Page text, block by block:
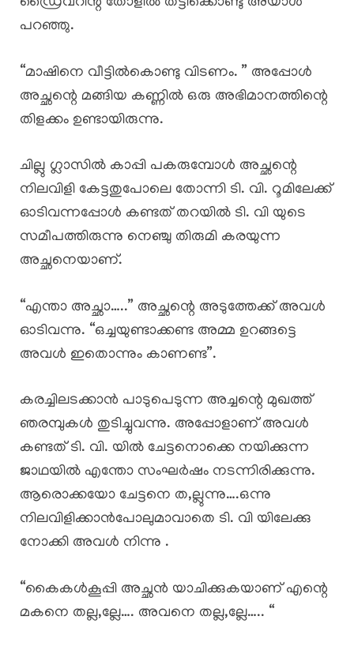
പറഞ്ഞു.
“മാഷിനെ വീട്ടിൽകൊണ്ടു വിടണം. ” അപ്പോൾ
അച്ഛന്റെ മങ്ങിയ കണ്ണിൽ ഒരു അഭിമാനത്തിന്റെ
തിളക്കം ഉണ്ടായിരുന്നു.
ചില്ലു ഗ്ലാസിൽ കാപ്പി പകരുമ്പോൾ അച്ഛന്റെ
നിലവിളി കേട്ടതുപോലെ തോന്നി ടി. വി. റൂമിലേക്ക്
ഓടിവന്നപ്പോൾ കണ്ടത് തറയിൽ ടി. വി യുടെ
സമീപത്തിരുന്നു നെഞ്ചു തിരുമി കരയുന്ന
അച്ഛനെയാണ്.
“എന്താ അച്ഛാ…..” അച്ഛന്റെ അടുത്തേക്ക് അവൾ
ഓടിവന്നു. “ഒച്ചയുണ്ടാക്കണ്ട അമ്മ ഉറങ്ങട്ടെ
അവൾ ഇതൊന്നും കാണണ്ട”.
കരച്ചിലടക്കാൻ പാടുപെടുന്ന അച്ചന്റെ മുഖത്ത്
ഞരമ്പുകൾ തുടിച്ചുവന്നു. അപ്പോളാണ് അവൾ
കണ്ടത് ടി. വി. യിൽ ചേട്ടനൊക്കെ നയിക്കുന്ന
ജാഥയിൽ എന്തോ സംഘർഷം നടന്നിരിക്കുന്നു.
ആരൊക്കയോ ചേട്ടനെ ത,ല്ലുന്നു….ഒന്നു
നിലവിളിക്കാൻപോലുമാവാതെ ടി. വി യിലേക്കു
നോക്കി അവൾ നിന്നു .
“കൈകൾകൂപ്പി അച്ഛൻ യാചിക്കുകയാണ് എന്റെ
മകനെ തല്ല,ല്ലേ…. അവനെ തല്ല,ല്ലേ….. “